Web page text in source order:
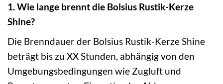
1. Wie lange brennt die Bolsius Rustik-Kerze
Shine?
Die Brenndauer der Bolsius Rustik-Kerze Shine
beträgt bis zu XX Stunden, abhängig von den
Umgebungsbedingungen wie Zugluft und